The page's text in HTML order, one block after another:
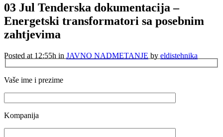
03 Jul Tenderska dokumentacija –
Energetski transformatori sa posebnim
zahtjevima
Posted at 12:55h in JAVNO NADMETANJE by eldistehnika
Vaše ime i prezime
Kompanija